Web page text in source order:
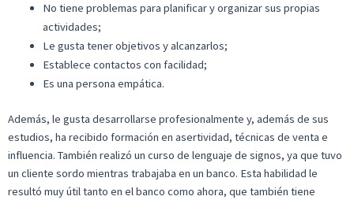
No tiene problemas para planificar y organizar sus propias
actividades;
Le gusta tener objetivos y alcanzarlos;
Establece contactos con facilidad;
Es una persona empática.
Además, le gusta desarrollarse profesionalmente y, además de sus
estudios, ha recibido formación en asertividad, técnicas de venta e
influencia. También realizó un curso de lenguaje de signos, ya que tuvo
un cliente sordo mientras trabajaba en un banco. Esta habilidad le
resultó muy útil tanto en el banco como ahora, que también tiene